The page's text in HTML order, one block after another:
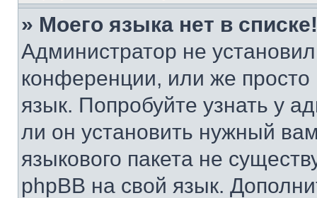
» Моего языка нет в списке!
Администратор не
конференции, или же
язык. Попробуйте узнать у
ли он установить нужный
языкового пакета не
phpBB на свой язык.